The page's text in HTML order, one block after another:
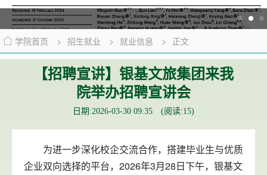
学院首页 > 招生就业 > 就业信息 > 正文
【招聘宣讲】银基文旅集团来我
院举办招聘宣讲会
日期:2026-03-30 09:35 (阅读:15)
为进一步深化校企交流合作，搭建毕业生与优质
企业双向选择的平台，2026年3月28日下午，银基文